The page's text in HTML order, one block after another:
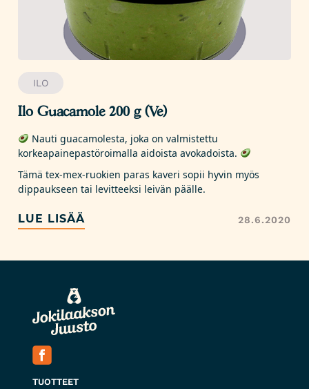
ILO
Ilo Guacamole 200 g (Ve)
Nauti guacamolesta, joka on valmistettu
korkeapainepastöroimalla aidoista avokadoista.
Tämä tex-mex-ruokien paras kaveri sopii hyvin myös
dippaukseen tai levitteeksi leivän päälle.
LUE LISÄÄ 28.6.2020
TUOTTEET